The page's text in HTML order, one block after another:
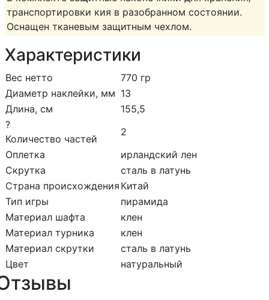
транспортировки кия в разобранном состоянии.
Оснащен тканевым защитным чехлом.
Характеристики
Вес нетто
770 гр
Диаметр наклейки, мм 13
Длина, см
155,5
?
Количество частей
2
Оплетка
ирландский лен
Скрутка
сталь в латунь
Страна происхождения Китай
Тип игры
пирамида
Материал шафта
клен
Материал турника
клен
Материал скрутки
сталь в латунь
Цвет
натуральный